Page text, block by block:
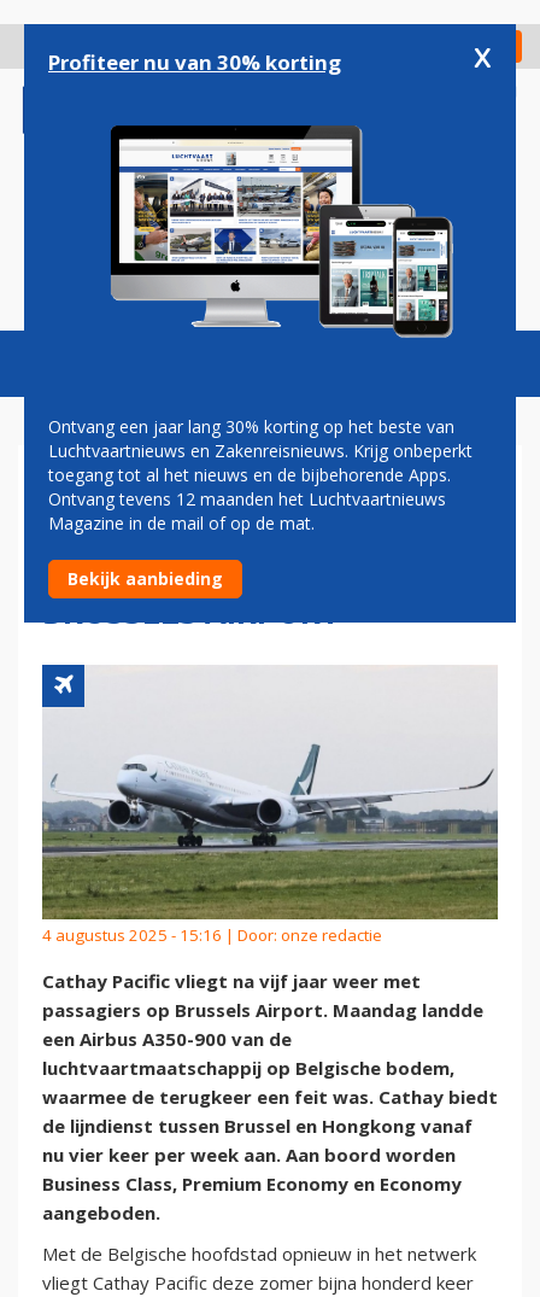
gaan
Check in
Magazine Podcasts Vacatures
CATHAY PACIFIC NA VIJF JAAR
TERUG MET
PASSAGIERSVLUCHTEN OP
BRUSSELS AIRPORT
4 augustus 2025 - 15:16 | Door: onze redactie
Cathay Pacific vliegt na vijf jaar weer met
passagiers op Brussels Airport. Maandag landde
een Airbus A350-900 van de
luchtvaartmaatschappij op Belgische bodem,
waarmee de terugkeer een feit was. Cathay biedt
de lijndienst tussen Brussel en Hongkong vanaf
nu vier keer per week aan. Aan boord worden
Business Class, Premium Economy en Economy
aangeboden.
Met de Belgische hoofdstad opnieuw in het netwerk
vliegt Cathay Pacific deze zomer bijna honderd keer
Profiteer nu van 30% korting x
Ontvang een jaar lang 30% korting op het beste van
Luchtvaartnieuws en Zakenreisnieuws. Krijg onbeperkt
toegang tot al het nieuws en de bijbehorende Apps.
Ontvang tevens 12 maanden het Luchtvaartnieuws
Magazine in de mail of op de mat.
Bekijk aanbieding